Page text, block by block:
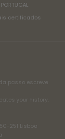
certificados
passo escreve
your history.
251 Lisboa